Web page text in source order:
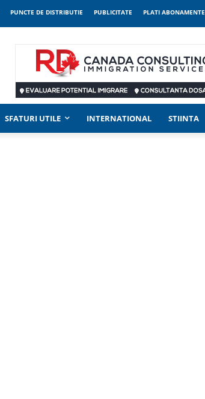
PUNCTE DE DISTRIBUTIE PUBLICITATE PLATI ABONAMENTE
SFATURI UTILE INTERNATIONAL STIINTA